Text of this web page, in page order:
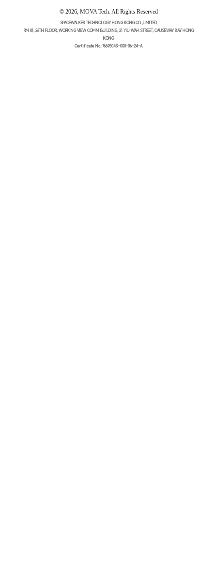
© 2026, MOVA Tech. All Rights Reserved
SPACEWALKER TECHNOLOGY HONG KONG CO.,LIMITED
RM 01, 26TH FLOOR, WORKING VIEW COMM BUILDING, 21 YIU WAH STREET, CAUSEWAY BAY HONG
KONG
Certificate No.:76695043-000-06-24-А